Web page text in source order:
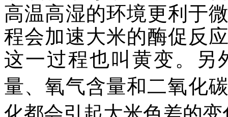
高温高湿的环境更利于
程会加速大米的酶促反
这一过程也叫黄变。另
量、氧气含量和二氧化